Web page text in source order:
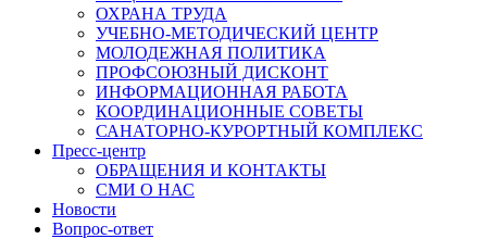
ОХРАНА ТРУДА
УЧЕБНО-МЕТОДИЧЕСКИЙ ЦЕНТР
МОЛОДЕЖНАЯ ПОЛИТИКА
ПРОФСОЮЗНЫЙ ДИСКОНТ
ИНФОРМАЦИОННАЯ РАБОТА
КООРДИНАЦИОННЫЕ СОВЕТЫ
САНАТОРНО-КУРОРТНЫЙ КОМПЛЕКС
Пресс-центр
ОБРАЩЕНИЯ И КОНТАКТЫ
СМИ О НАС
Новости
Вопрос-ответ